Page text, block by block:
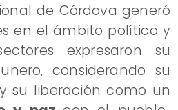
de Córdova generó
en el ámbito político y
expresaron su
considerando su
y su liberación como un